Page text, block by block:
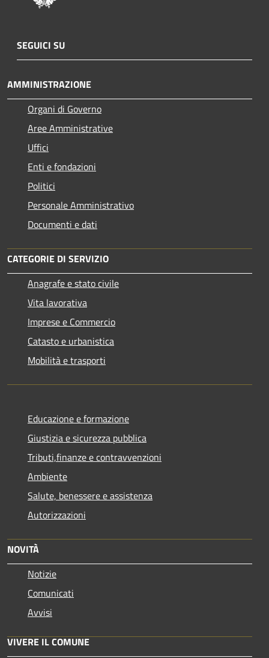
SEGUICI SU
AMMINISTRAZIONE
Organi di Governo
Aree Amministrative
Uffici
Enti e fondazioni
Politici
Personale Amministrativo
Documenti e dati
CATEGORIE DI SERVIZIO
Anagrafe e stato civile
Vita lavorativa
Imprese e Commercio
Catasto e urbanistica
Mobilità e trasporti
Educazione e formazione
Giustizia e sicurezza pubblica
Tributi,finanze e contravvenzioni
Ambiente
Salute, benessere e assistenza
Autorizzazioni
NOVITÀ
Notizie
Comunicati
Avvisi
VIVERE IL COMUNE